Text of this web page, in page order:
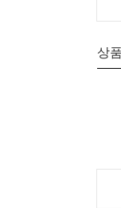
상